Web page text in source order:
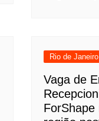
Rio de
Vaga de
ForShape